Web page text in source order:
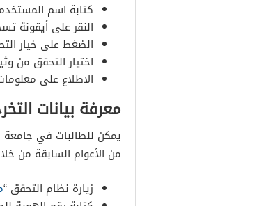
كتابة اسم
النقر على أيقونة
الضغط على خيار
اختيار التحقق من
الاطلاع على
معرفة بيانات
من الأعوام السابقة من
زيارة نظام التحقق “